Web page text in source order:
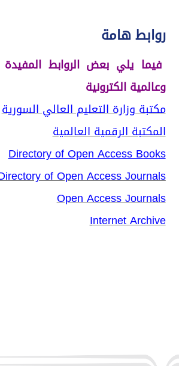
روابط هامة
فيما يلي بعض الروابط
وعالمية الكترونية
مكتبة وزارة التعليم العالي السورية
المكتبة الرقمية العالمية
Directory of Open Access Books
of Open Access Journals
Open Access Journals
Internet Archive